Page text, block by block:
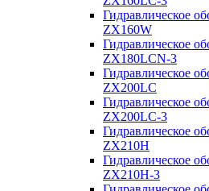
Гидравлическое
ZX160W
Гидравлическое
ZX180LCN-3
Гидравлическое
ZX200LC
Гидравлическое
ZX200LC-3
Гидравлическое
ZX210H
Гидравлическое
ZX210H-3